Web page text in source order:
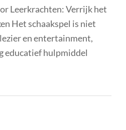
Leerkrachten: Verrijk het
Het schaakspel is niet
en entertainment,
educatief hulpmiddel